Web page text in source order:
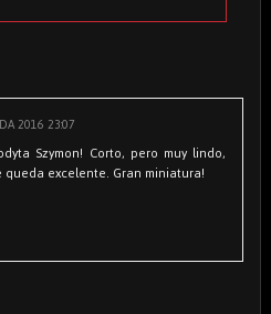
2016 23:07
Szymon! Corto, pero muy lindo,
excelente. Gran miniatura!